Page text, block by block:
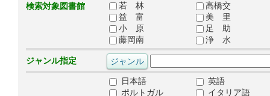
検索対象図書館
若 林
高橋交
益 富
美 里
小 原
足 助
藤岡南
浄 水
ジャンル指定
日本語
英語
ポルトガル
イタリア語